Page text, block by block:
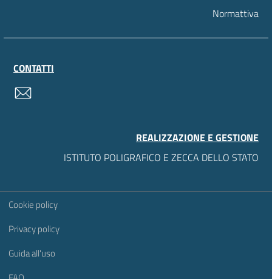
Normattiva
CONTATTI
REALIZZAZIONE E GESTIONE
ISTITUTO POLIGRAFICO E ZECCA DELLO STATO
Sezione Link Utili
Cookie policy
Privacy policy
Guida all'uso